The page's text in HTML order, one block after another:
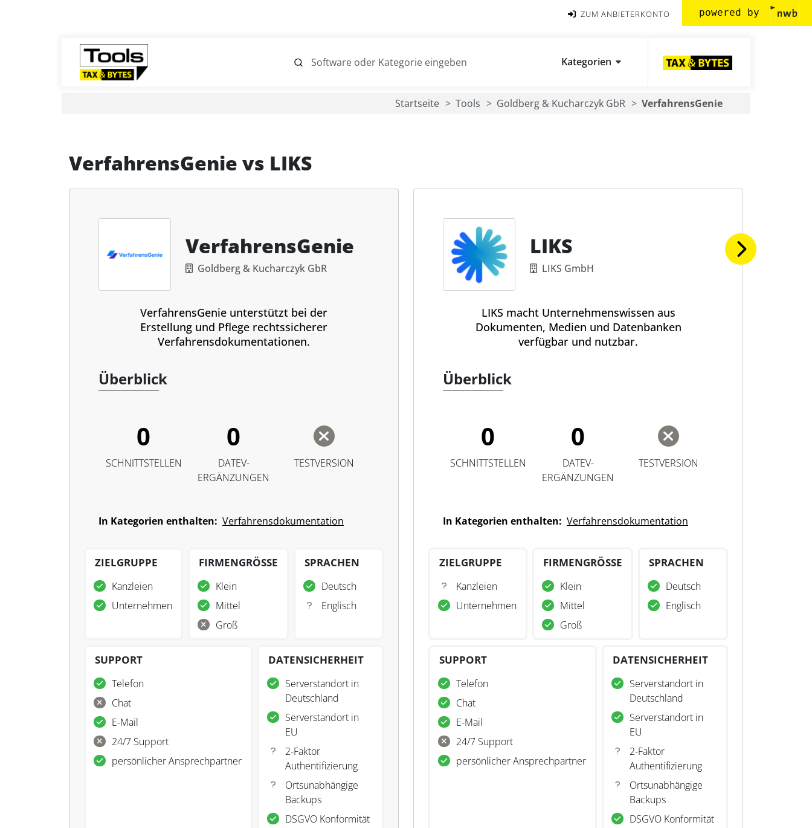
ZUM ANBIETERKONTO powered by
Kategorien
Startseite Tools Goldberg & Kucharczyk GbR VerfahrensGenie
VerfahrensGenie vs LIKS
VerfahrensGenie
Goldberg & Kucharczyk GbR
VerfahrensGenie unterstützt bei der
Erstellung und Pflege rechtssicherer
Verfahrensdokumentationen.
Überblick
0
SCHNITTSTELLEN
0
DATEV-
ERGÄNZUNGEN
TESTVERSION
In Kategorien enthalten: Verfahrensdokumentation
ZIELGRUPPE
Kanzleien
Unternehmen
FIRMENGRÖSSE
Klein
Mittel
Groß
SPRACHEN
Deutsch
Englisch
SUPPORT
Telefon
Chat
E-Mail
24/7 Support
persönlicher Ansprechpartner
DATENSICHERHEIT
Serverstandort in
Deutschland
Serverstandort in
EU
2-Faktor
Authentifizierung
Ortsunabhängige
Backups
DSGVO Konformität
LIKS
LIKS GmbH
LIKS macht Unternehmenswissen aus
Dokumenten, Medien und Datenbanken
verfügbar und nutzbar.
Überblick
0
SCHNITTSTELLEN
0
DATEV-
ERGÄNZUNGEN
TESTVERSION
In Kategorien enthalten: Verfahrensdokumentation
ZIELGRUPPE
Kanzleien
Unternehmen
FIRMENGRÖSSE
Klein
Mittel
Groß
SPRACHEN
Deutsch
Englisch
SUPPORT
Telefon
Chat
E-Mail
24/7 Support
persönlicher Ansprechpartner
DATENSICHERHEIT
Serverstandort in
Deutschland
Serverstandort in
EU
2-Faktor
Authentifizierung
Ortsunabhängige
Backups
DSGVO Konformität